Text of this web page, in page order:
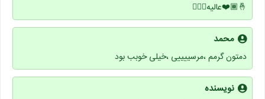
🤞🏾❤️عالیه🚶🏾‍♂️
محمد
دمتون گرمم ،مرسییییی ،خیلی خوبب بود
نویسنده